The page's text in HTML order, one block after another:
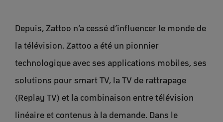
Depuis, Zattoo n’a cessé d’influencer le monde de
la télévision. Zattoo a été un pionnier
technologique avec ses applications mobiles, ses
solutions pour smart TV, la TV de rattrapage
(Replay TV) et la combinaison entre télévision
linéaire et contenus à la demande. Dans le